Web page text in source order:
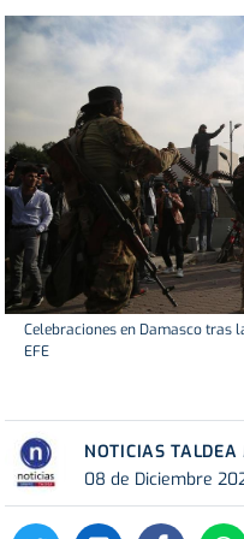
Celebraciones en Damasco tras
EFE
NOTICIAS
08 de Diciembre